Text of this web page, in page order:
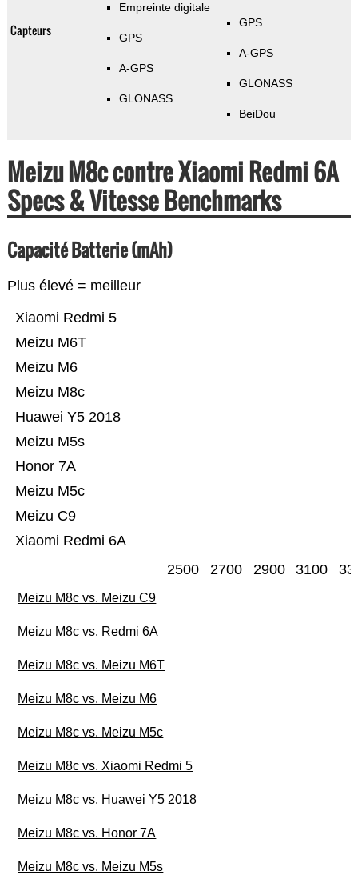
Capteurs
Empreinte digitale
GPS
A-GPS
GLONASS
GPS
A-GPS
GLONASS
BeiDou
Meizu M8c contre Xiaomi Redmi 6A
Specs & Vitesse Benchmarks
Capacité Batterie (mAh)
Plus élevé = meilleur
Xiaomi Redmi 6A
Meizu C9
Meizu M5c
Honor 7A
Meizu M5s
Huawei Y5 2018
Meizu M8c
Meizu M6
Meizu M6T
Xiaomi Redmi 5
2500 2700 2900 3100
Meizu M8c vs. Meizu C9
Meizu M8c vs. Redmi 6A
Meizu M8c vs. Meizu M6T
Meizu M8c vs. Meizu M6
Meizu M8c vs. Meizu M5c
Meizu M8c vs. Xiaomi Redmi 5
Meizu M8c vs. Huawei Y5 2018
Meizu M8c vs. Honor 7A
Meizu M8c vs. Meizu M5s